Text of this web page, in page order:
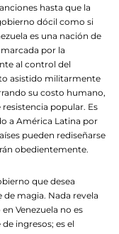
hasta que la
dócil como si
es una nación de
por la
al control del
asistido militarmente
su costo humano,
popular. Es
a América Latina por
pueden rediseñarse
obedientemente.
que desea
magia. Nada revela
Venezuela no es
ingresos; es el